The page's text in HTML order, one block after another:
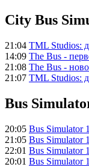
City Bus
21:04 TML Studios:
14:09 The Bus -
21:08 The Bus -
21:07 TML Studios:
Bus
20:05 Bus Simulator
21:05 Bus Simulator
22:01 Bus Simulator
20:01 Bus Simulator